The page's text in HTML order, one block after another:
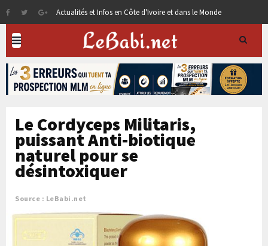
Actualités et Infos en Côte d'Ivoire et dans le Monde
Le Cordyceps Militaris,
puissant Anti-biotique
naturel pour se
désintoxiquer
Source : LeBabi.net